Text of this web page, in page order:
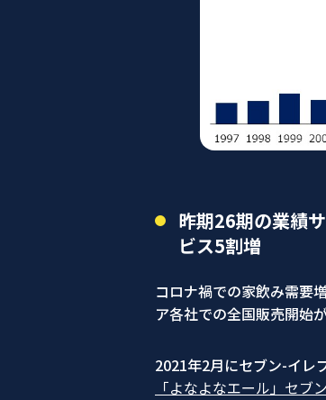
昨期26期の業績
ビス5割増
コロナ禍での家飲み需要
ア各社での全国販売開始
2021年2月にセブン-イレ
「よなよなエール」セブ